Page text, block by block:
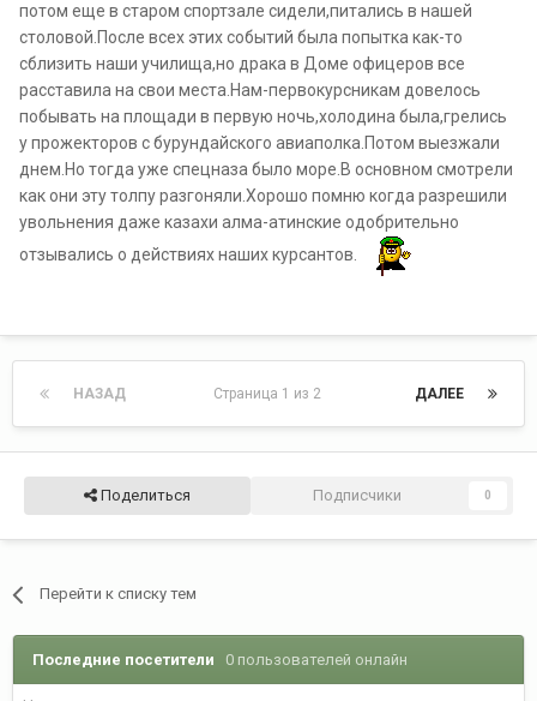
потом еще в старом спортзале сидели,питались в нашей
столовой.После всех этих событий была попытка как-то
сблизить наши училища,но драка в Доме офицеров все
расставила на свои места.Нам-первокурсникам довелось
побывать на площади в первую ночь,холодина была,грелись
у прожекторов с бурундайского авиаполка.Потом выезжали
днем.Но тогда уже спецназа было море.В основном смотрели
как они эту толпу разгоняли.Хорошо помню когда разрешили
увольнения даже казахи алма-атинские одобрительно
отзывались о действиях наших курсантов.
НАЗАД ДАЛЕЕ
Страница 1 из 2
Поделиться Подписчики 0
Перейти к списку тем
Последние посетители 0 пользователей онлайн